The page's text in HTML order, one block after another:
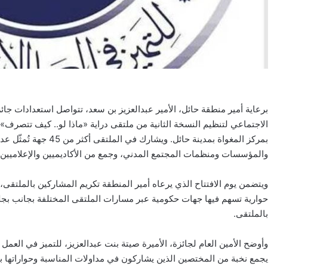
برعاية أمير منطقة حائل، الأمير عبدالعزيز بن سعد، تتواصل استعدادات
بمركز المغواة بمدينة
والمؤسسات ومنظمات المجتمع المدني، وجمع من الأكاديميين
حوارية تسهم فيها جهات حكومية عبر مسارات الملتقى المختلفة
بالملتقى.
وأوضح الأمين العام لجائزة، الأميرة صيتة بنت عبدالعزيز، للتميز في
يجمع نخبة من المختصين الذين يشاركون في مداولات المناسبة